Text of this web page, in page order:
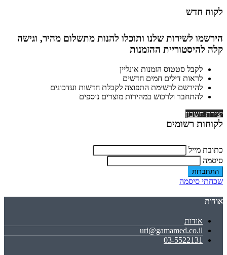
לקוח חדש
הירשמו לשירות שלנו ותוכלו להנות מתשלום מהיר, וגישה
קלה להיסטוריית ההזמנות
לקבל סטטוס הזמנות אונליין
לראות דילים חמים חדשים
להירשם לרשימת התפוצה לקבלת חדשות ועדכונים
להתחבר ולרכוש במהירות מוצרים נוספים
יצירת חשבון
לקוחות רשומים
כתובת מייל
סיסמה
שכחתי סיסמה
אודות
אודות
uri@gamamed.co.il
03-5522131